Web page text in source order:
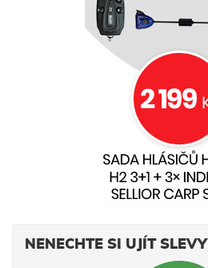
NENECHTE SI UJÍT SLEVY